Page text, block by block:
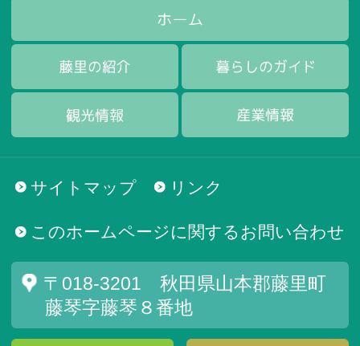
サイトマップ リンク
このホームページに関するお問い合わせ
〒018-3201 秋田県山本郡藤里町
藤琴字藤琴８番地